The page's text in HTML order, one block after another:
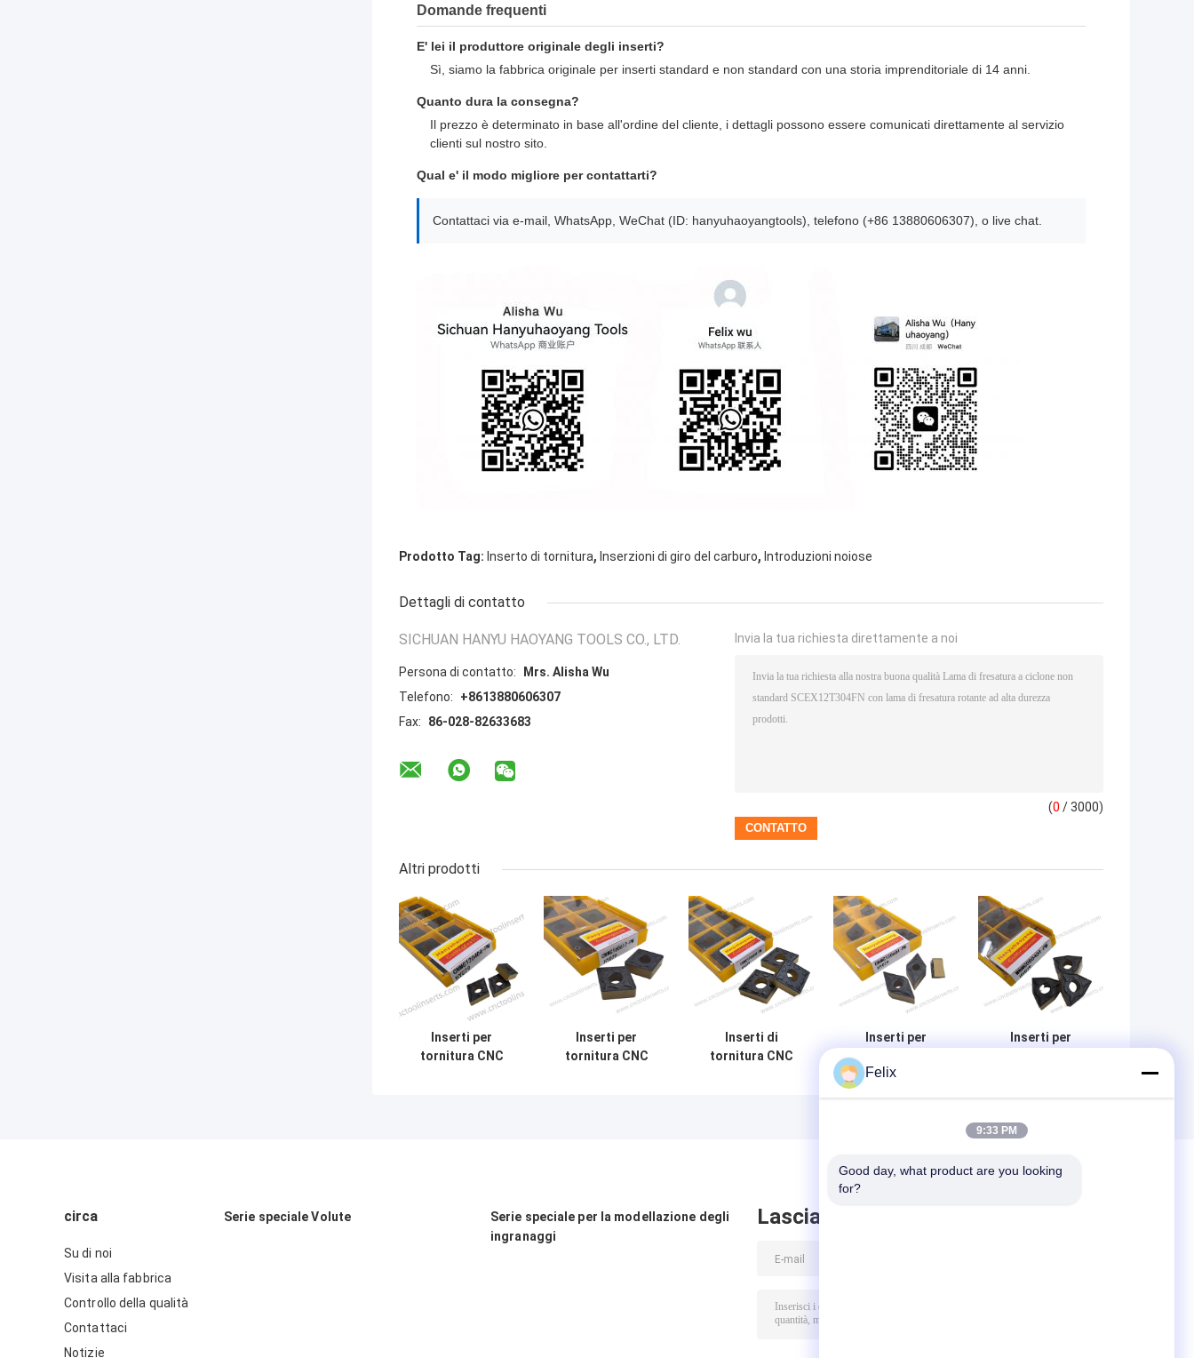
Domande frequenti
E' lei il produttore originale degli inserti?
Sì, siamo la fabbrica originale per inserti standard e non standard con una storia imprenditoriale di 14 anni.
Quanto dura la consegna?
Il prezzo è determinato in base all'ordine del cliente, i dettagli possono essere comunicati direttamente al servizio
clienti sul nostro sito.
Qual e' il modo migliore per contattarti?
Contattaci via e-mail, WhatsApp, WeChat (ID: hanyuhaoyangtools), telefono (+86 13880606307), o live chat.
Prodotto Tag: Inserto di tornitura, Inserzioni di giro del carburo, Introduzioni noiose
Dettagli di contatto
SICHUAN HANYU HAOYANG TOOLS CO., LTD.
Persona di contatto:
Mrs. Alisha Wu
Telefono:
+8613880606307
Fax:
86-028-82633683
Invia la tua richiesta direttamente a noi
(0 / 3000)
Altri prodotti
Inserti per
tornitura CNC
Inserti per
tornitura CNC
Inserti di
tornitura CNC
Inserti per
tornitura CNC
Wc-Co
Rivestimento CVD
Inserti per
HY029 Acciai
circa
Su di noi
Visita alla fabbrica
Controllo della qualità
Contattaci
Notizie
Serie speciale Volute
Serie speciale per la modellazione degli
ingranaggi
Lasciare messaggio
Felix
9:33 PM
Good day, what product are you looking
for?